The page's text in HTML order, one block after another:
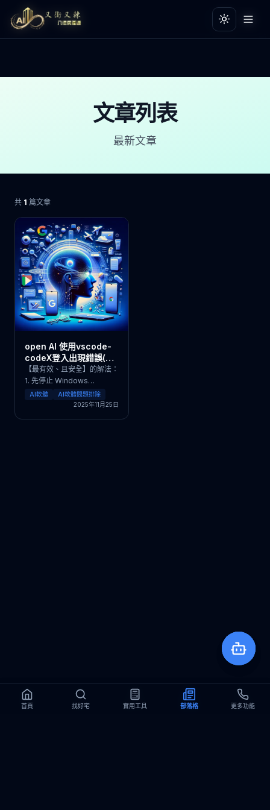
切換主題
切換主題
文章列表
最新文章
共 1 篇文章
open AI 使用vscode-
codeX登入出現錯誤(os
error 10013)
【最有效、且安全】的解法：
1. 先停止 Windows
NAT（會自動釋放保留埠）
以系統管理員方式開 CM [ ]
AI軟體
AI軟體問題排除
2025年11月25日
首頁 找好宅 實用工具 部落格 更多功能
首頁 找好宅 實用工具 部落格 更多功能